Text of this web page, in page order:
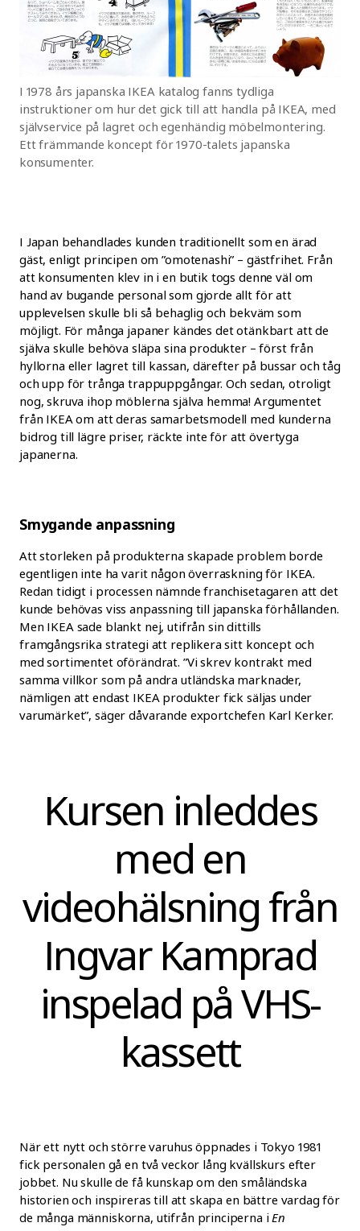
I 1978 års japanska IKEA katalog fanns tydliga
instruktioner om hur det gick till att handla på IKEA, med
självservice på lagret och egenhändig möbelmontering.
Ett främmande koncept för 1970-talets japanska
konsumenter.
I Japan behandlades kunden traditionellt som en ärad
gäst, enligt principen om ”omotenashi” – gästfrihet. Från
att konsumenten klev in i en butik togs denne väl om
hand av bugande personal som gjorde allt för att
upplevelsen skulle bli så behaglig och bekväm som
möjligt. För många japaner kändes det otänkbart att de
själva skulle behöva släpa sina produkter – först från
hyllorna eller lagret till kassan, därefter på bussar och tåg
och upp för trånga trappuppgångar. Och sedan, otroligt
nog, skruva ihop möblerna själva hemma! Argumentet
från IKEA om att deras samarbetsmodell med kunderna
bidrog till lägre priser, räckte inte för att övertyga
japanerna.
Smygande anpassning
Att storleken på produkterna skapade problem borde
egentligen inte ha varit någon överraskning för IKEA.
Redan tidigt i processen nämnde franchisetagaren att det
kunde behövas viss anpassning till japanska förhållanden.
Men IKEA sade blankt nej, utifrån sin dittills
framgångsrika strategi att replikera sitt koncept och
med sortimentet oförändrat. ”Vi skrev kontrakt med
samma villkor som på andra utländska marknader,
nämligen att endast IKEA produkter fick säljas under
varumärket”, säger dåvarande exportchefen Karl Kerker.
Kursen inleddes
med en
videohälsning från
Ingvar Kamprad
inspelad på VHS-
kassett
När ett nytt och större varuhus öppnades i Tokyo 1981
fick personalen gå en två veckor lång kvällskurs efter
jobbet. Nu skulle de få kunskap om den småländska
historien och inspireras till att skapa en bättre vardag för
de många människorna, utifrån principerna i En